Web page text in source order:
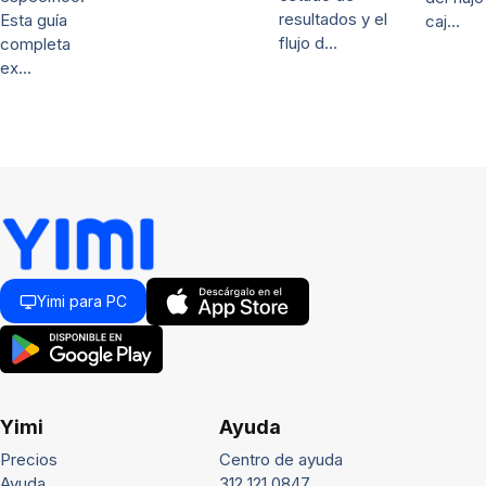
Esta guía
completa
ex…
resultados y el
flujo d…
caj…
Yimi para PC
Yimi
Precios
Ayuda
Centro de ayuda